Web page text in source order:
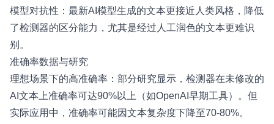
模型对抗性：最新AI模型生成的文本更接近人类风格，降低
了检测器的区分能力，尤其是经过人工润色的文本更难识
别。
准确率数据与研究
理想场景下的高准确率：部分研究显示，检测器在未修改的
AI文本上准确率可达90%以上（如OpenAI早期工具）。但
实际应用中，准确率可能因文本复杂度下降至70-80%。